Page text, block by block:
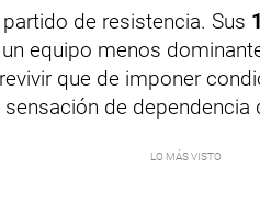
de resistencia. Sus
equipo menos
que de imponer
de dependencia